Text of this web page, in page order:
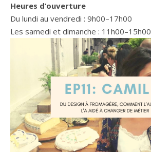
Heures d’ouverture
Du lundi au vendredi : 9h00–17h00
Les samedi et dimanche : 11h00–15h00